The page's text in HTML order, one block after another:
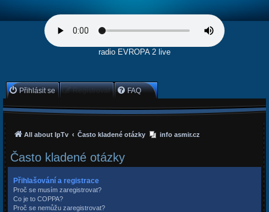
radio EVROPA 2 live
Přihlásit se Registrovat FAQ
All about IpTv Často kladené otázky info asmir.cz
Často kladené otázky
Přihlašování a registrace
Proč se musím zaregistrovat?
Co je to COPPA?
Proč se nemůžu zaregistrovat?